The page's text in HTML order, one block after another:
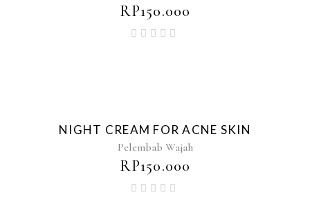
RP150.000
NIGHT CREAM FOR ACNE SKIN
Pelembab Wajah
RP150.000